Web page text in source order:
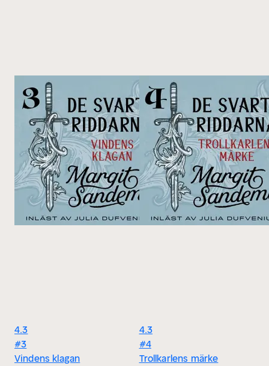
4.3
#3
Vindens klagan
4.3
#4
Trollkarlens märke